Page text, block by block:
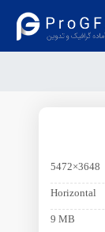
5472×3648
Horizontal
9 MB